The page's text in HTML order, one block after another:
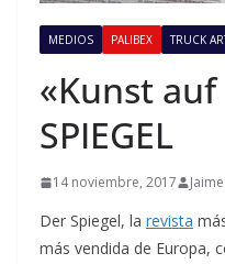
MEDIOS PALIBEX TRUCK
«Kunst auf
SPIEGEL
14 noviembre, 2017
Der Spiegel, la revista
más vendida de Europa,